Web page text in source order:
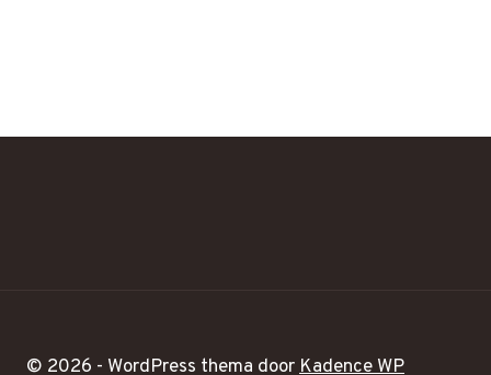
© 2026 - WordPress thema doorKadence WP